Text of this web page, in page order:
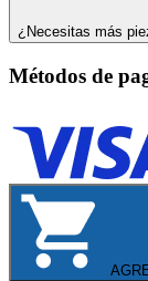
¿Necesitas más
Métodos de